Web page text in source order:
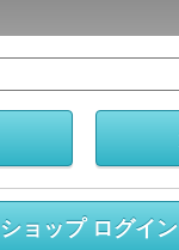
ショップ ログイン